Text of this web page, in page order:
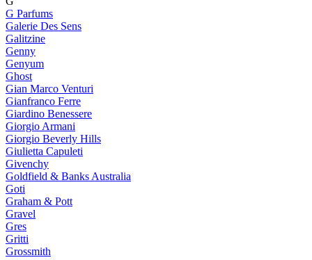
G Parfums
Galerie Des Sens
Galitzine
Genny
Genyum
Ghost
Gian Marco Venturi
Gianfranco Ferre
Giardino Benessere
Giorgio Armani
Giorgio Beverly Hills
Giulietta Capuleti
Givenchy
Goldfield & Banks Australia
Goti
Graham & Pott
Gravel
Gres
Gritti
Grossmith